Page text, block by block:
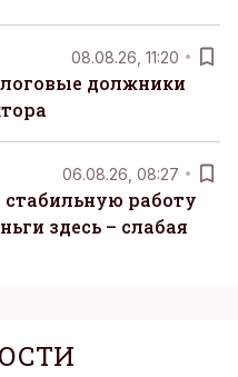
08.08.26, 11:20
должники
06.08.26, 08:27
работу
здесь – слабая